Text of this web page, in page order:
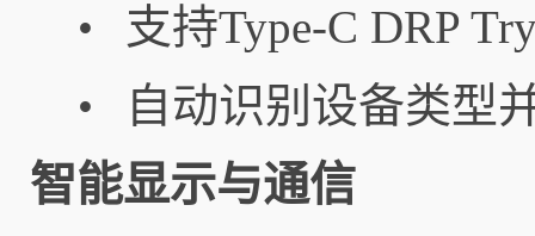
• 支持Type-C DRP
•
自动识别设备类型
智能显示与通信